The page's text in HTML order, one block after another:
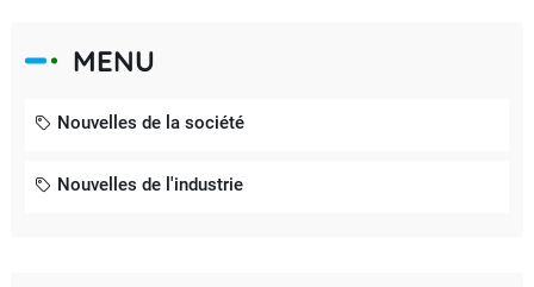
MENU
Nouvelles de la société
Nouvelles de l'industrie